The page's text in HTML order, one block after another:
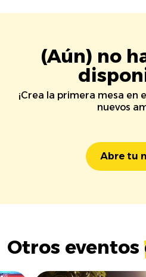
(Aún) no
¡Crea la primera mesa en
nuevos
Abre tu
Otros eventos